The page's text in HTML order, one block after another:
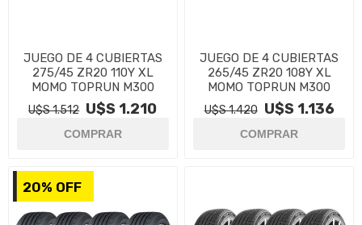
JUEGO DE 4 CUBIERTAS
275/45 ZR20 110Y XL
MOMO TOPRUN M300
U$S 1.512 U$S 1.210
JUEGO DE 4 CUBIERTAS
265/45 ZR20 108Y XL
MOMO TOPRUN M300
U$S 1.420 U$S 1.136
20% OFF